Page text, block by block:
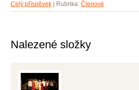
Celý příspěvek Rubrika: Členové
Nalezené složky